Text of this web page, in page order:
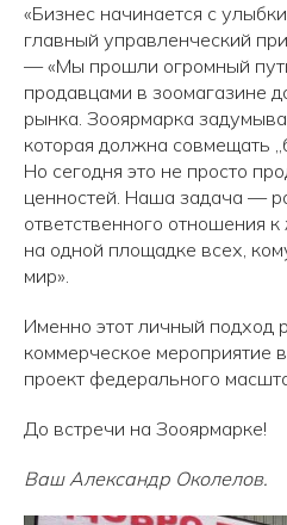
«Бизнес начинается с
главный управленческий
— «Мы прошли огромный
продавцами в зоомагазине
рынка. Зооярмарка
которая должна совмещать
Но сегодня это не просто
ценностей. Наша задача —
ответственного отношения
на одной площадке всех,
мир».
Именно этот личный подход
коммерческое мероприятие
проект федерального
До встречи на Зооярмарке!
Ваш Александр Околелов.